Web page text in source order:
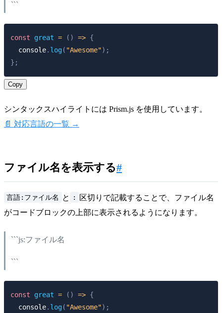
```
const great = ( ) => {
console. log( "Awesome") ;
} ;
Copy
シンタックスハイライトには Prism.js を使用しています。
📄 対応言語の一覧 →
ファイル名を表示する#
言語:ファイル名 と :
区切りで記載することで、ファイル名
がコードブロックの上部に表示されるようになります。
```js:ファイル名
```
const great = ( ) => {
console. log( "Awesome") ;